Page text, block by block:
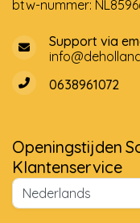
btw-nummer:
Support via
0638961072
Openingstijden
Klantenservice